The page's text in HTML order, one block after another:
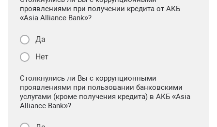
проявлениями при получении кредита от АКБ
«Asia Alliance Bank»?
Да
Нет
Столкнулись ли Вы с коррупционными
проявлениями при пользовании банковскими
услугами (кроме получения кредита) в АКБ «Asia
Alliance Bank»?